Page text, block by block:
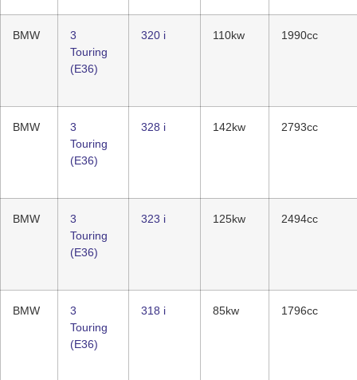
BMW
3
Touring
(E36)
320 i 110kw 1990cc
BMW
3
Touring
(E36)
328 i 142kw 2793cc
BMW
3
Touring
(E36)
323 i 125kw 2494cc
BMW
3
Touring
(E36)
318 i 85kw 1796cc